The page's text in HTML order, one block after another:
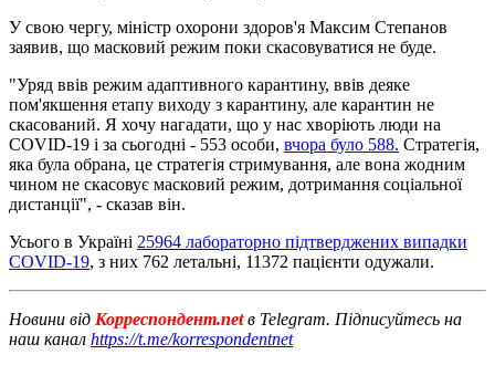
У свою чергу, міністр охорони здоров'я Максим Степанов
заявив, що масковий режим поки скасовуватися не буде.
"Уряд ввів режим адаптивного карантину, ввів деяке
пом'якшення етапу виходу з карантину, але карантин не
скасований. Я хочу нагадати, що у нас хворіють люди на
COVID-19 і за сьогодні - 553 особи, вчора було 588. Стратегія,
яка була обрана, це стратегія стримування, але вона жодним
чином не скасовує масковий режим, дотримання соціальної
дистанції", - сказав він.
Усього в Україні 25964 лабораторно підтверджених випадки
COVID-19, з них 762 летальні, 11372 пацієнти одужали.
Новини від Корреспондент.netв Telegram. Підписуйтесь на
наш канал https://t.me/korrespondentnet